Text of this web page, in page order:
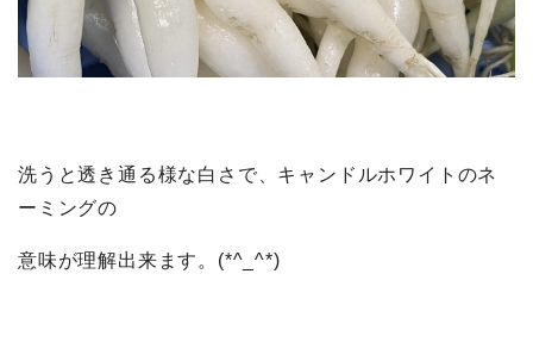
洗うと透き通る様な白さで、キャンドルホワイトのネ
ーミングの
意味が理解出来ます。(*^_^*)